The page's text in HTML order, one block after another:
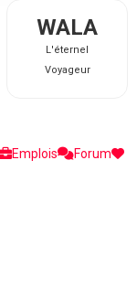
WALA
L'éternel
Voyageur
Emplois
Forum